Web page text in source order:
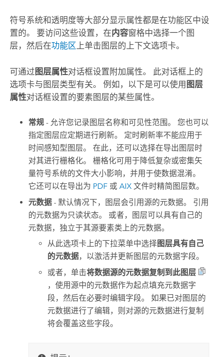
符号系统和透明度等大部分显示属性都是在功能区中设
置的。 要访问这些设置，在内容窗格中选择一个图
层，然后在功能区上单击图层的上下文选项卡。
可通过 图层属性对话框设置附加属性。 此对话框上的
选项卡与图层类型有关。 例如，以下是可以使用 图层
属性对话框设置的要素图层的某些属性。
常规 - 允许您记录图层名称和可见性范围。 您也可以
指定图层应定期进行刷新。 定时刷新率不能应用于
时间感知型图层。 在此，还可以选择在导出图层时
对其进行栅格化。 栅格化可用于降低复杂或密集矢
量符号系统的文件大小影响，并用于使数据混淆。
它还可以在导出为 PDF 或AIX 文件时精简图层数。
元数据 - 默认情况下，图层会引用源的元数据。 引用
的元数据为只读状态。 或者，图层可以具有自己的
元数据，独立于其源要素类上的元数据。
从此选项卡上的下拉菜单中选择图层具有自己
的元数据，以激活并更新图层的元数据字段。
或者，单击将数据源的元数据复制到此图层
，使用源中的元数据作为起点填充元数据字
段，然后在必要时编辑字段。 如果已对图层的
元数据进行了编辑，则对源的元数据进行复制
将会覆盖这些字段。